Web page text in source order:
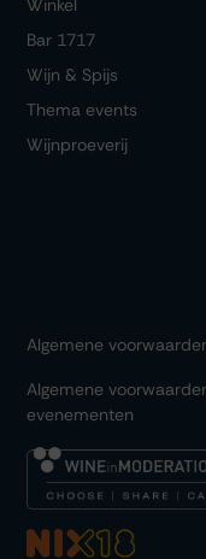
Winkel
Bar 1717
Wijn & Spijs
Thema events
Wijnproeverij
Algemene
Algemene
evenementen